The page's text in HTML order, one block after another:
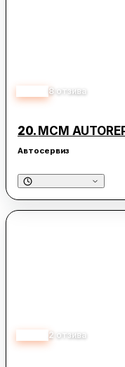
8 отзива
20. MCM
Автосервиз
2 отзива